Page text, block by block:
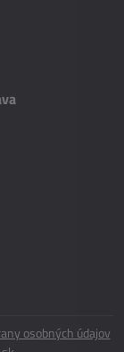
osobných údajov